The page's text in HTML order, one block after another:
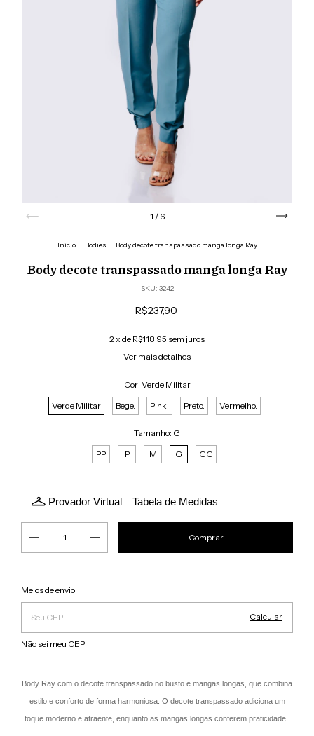
1 / 6
Início . Bodies . Body decote transpassado manga longa Ray
Body decote transpassado manga longa Ray
SKU: 3242
R$237,90
2x de R$118,95 sem juros
Ver mais detalhes
Cor: Verde Militar
Verde Militar
Bege. Pink. Preto. Vermelho.
Tamanho: G
PP
P M G GG
Provador Virtual Tabela de Medidas
Entregas para o CEP:
Meios de envio
Calcular
Não sei meu CEP
Body Ray com o decote transpassado no busto e mangas longas, que combina
estilo e conforto de forma harmoniosa. O decote transpassado adiciona um
toque moderno e atraente, enquanto as mangas longas conferem praticidade.